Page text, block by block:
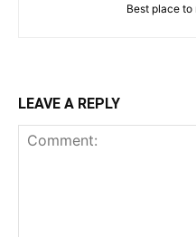
Best place
LEAVE A REPLY